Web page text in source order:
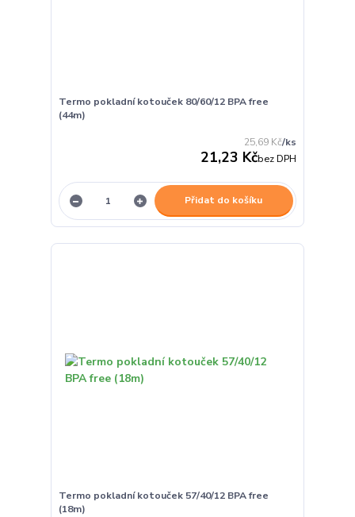
Termo pokladní kotouček 80/60/12 BPA free
(44m)
25,69 Kč/ks
21,23 Kčbez DPH
Přidat do košíku
Termo pokladní kotouček 57/40/12 BPA free
(18m)